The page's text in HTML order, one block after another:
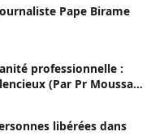
Pape Birame
professionnelle :
(Par Pr Moussa
libérées dans